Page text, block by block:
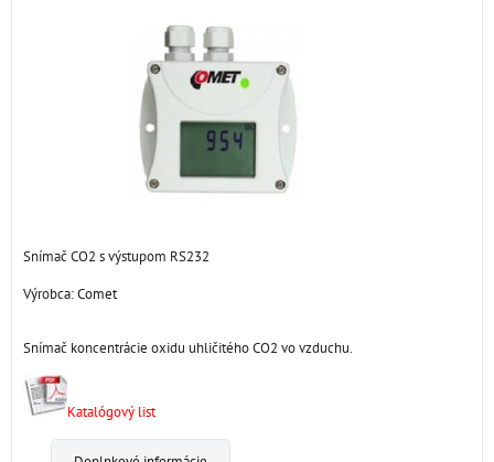
Snímač CO2 s výstupom RS232
Výrobca:Comet
Snímač koncentrácie oxidu uhličitého CO2 vo vzduchu.
Katalógový list